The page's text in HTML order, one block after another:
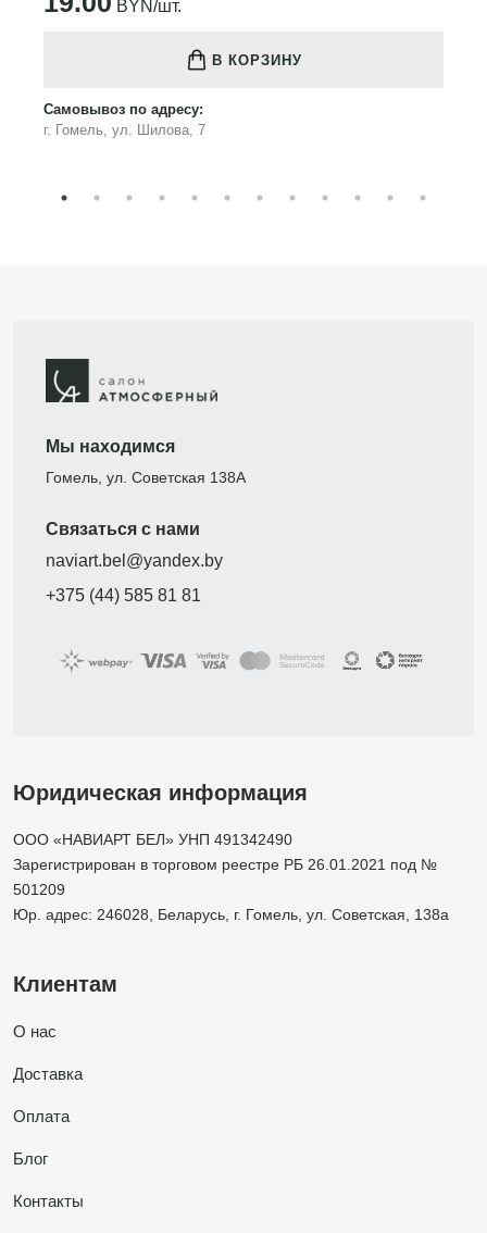
BYN/шт.
В КОРЗИНУ
Самовывоз по адресу:
г. Гомель, ул. Шилова, 7
Мы находимся
Гомель, ул. Советская 138А
Связаться с нами
naviart.bel@yandex.by
+375 (44) 585 81 81
Юридическая информация
ООО «НАВИАРТ БЕЛ» УНП 491342490
Зарегистрирован в торговом реестре РБ 26.01.2021 под №
501209
Юр. адрес: 246028, Беларусь, г. Гомель, ул. Советская, 138а
Клиентам
О нас
Доставка
Оплата
Блог
Контакты